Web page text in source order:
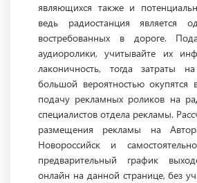
являющихся также и
ведь радиостанция является
востребованных в дороге.
аудиоролики, учитывайте их
лаконичность, тогда затраты
большой вероятностью
подачу рекламных роликов на
специалистов отдела рекламы.
размещения рекламы на
Новороссийск и
предварительный график
онлайн на данной странице, без